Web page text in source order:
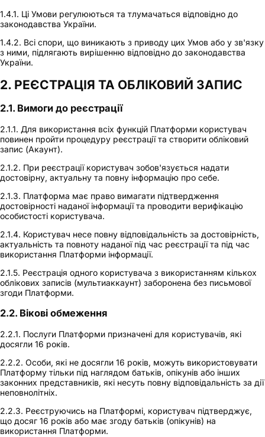
1.4.1. Ці Умови регулюються та тлумачаться відповідно до
законодавства України.
1.4.2. Всі спори, що виникають з приводу цих Умов або у зв'язку
з ними, підлягають вирішенню відповідно до законодавства
України.
2. РЕЄСТРАЦІЯ ТА ОБЛІКОВИЙ ЗАПИС
2.1. Вимоги до реєстрації
2.1.1. Для використання всіх функцій Платформи користувач
повинен пройти процедуру реєстрації та створити обліковий
запис (Акаунт).
2.1.2. При реєстрації користувач зобов'язується надати
достовірну, актуальну та повну інформацію про себе.
2.1.3. Платформа має право вимагати підтвердження
достовірності наданої інформації та проводити верифікацію
особистості користувача.
2.1.4. Користувач несе повну відповідальність за достовірність,
актуальність та повноту наданої під час реєстрації та під час
використання Платформи інформації.
2.1.5. Реєстрація одного користувача з використанням кількох
облікових записів (мультиаккаунт) заборонена без письмової
згоди Платформи.
2.2. Вікові обмеження
2.2.1. Послуги Платформи призначені для користувачів, які
досягли 16 років.
2.2.2. Особи, які не досягли 16 років, можуть використовувати
Платформу тільки під наглядом батьків, опікунів або інших
законних представників, які несуть повну відповідальність за дії
неповнолітніх.
2.2.3. Реєструючись на Платформі, користувач підтверджує,
що досяг 16 років або має згоду батьків (опікунів) на
використання Платформи.